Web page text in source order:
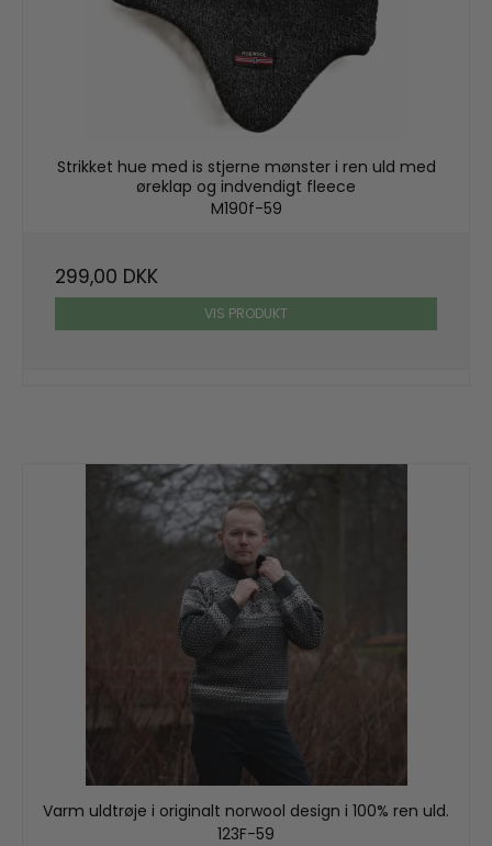
Strikket hue med is stjerne mønster i ren uld med
øreklap og indvendigt fleece
M190f-59
299,00 DKK
VIS PRODUKT
Varm uldtrøje i originalt norwool design i 100% ren uld.
123F-59